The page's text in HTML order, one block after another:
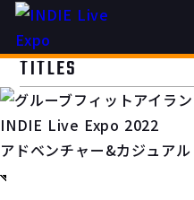
TITLES
INDIE Live Expo 2022
アドベンチャー&カジュアル